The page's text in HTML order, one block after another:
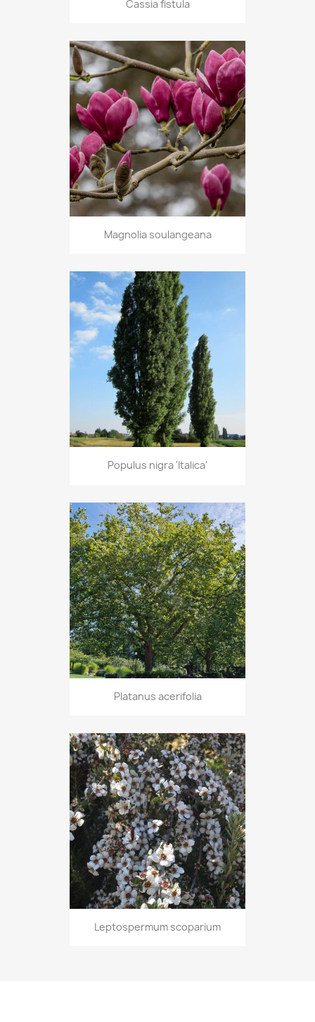
Cassia fistula
Magnolia soulangeana
Populus nigra 'Italica'
Platanus acerifolia
Leptospermum scoparium